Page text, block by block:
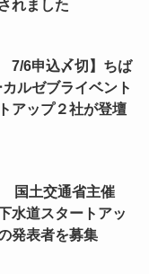
れました
7/6申込〆切】ちば
ルゼブライベント
アップ２社が登壇
国土交通省主催
水道スタートアッ
発表者を募集